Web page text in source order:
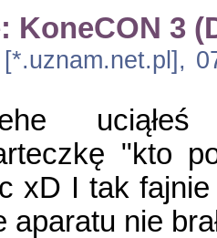
KoneCON 3
[*.uznam.net.pl],
"kto
xD I tak fajnie
aparatu nie